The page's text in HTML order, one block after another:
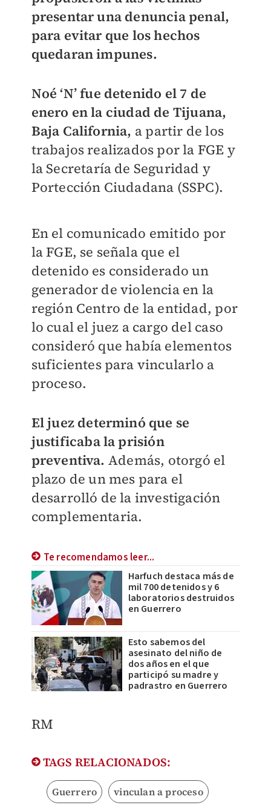
presentar una denuncia penal,
para evitar que los hechos
quedaran impunes.
Noé ‘N’ fue detenido el 7 de
enero en la ciudad de Tijuana,
Baja California, a partir de los
trabajos realizados por la FGE y
la Secretaría de Seguridad y
Portección Ciudadana (SSPC).
En el comunicado emitido por
la FGE, se señala que el
detenido es considerado un
generador de violencia en la
región Centro de la entidad, por
lo cual el juez a cargo del caso
consideró que había elementos
suficientes para vincularlo a
proceso.
El juez determinó que se
justificaba la prisión
preventiva. Además, otorgó el
plazo de un mes para el
desarrolló de la investigación
complementaria.
Te recomendamos leer...
Harfuch destaca más de
mil 700 detenidos y 6
laboratorios destruidos
en Guerrero
Esto sabemos del
asesinato del niño de
dos años en el que
participó su madre y
padrastro en Guerrero
RM
TAGS RELACIONADOS:
Guerrero vinculan a proceso